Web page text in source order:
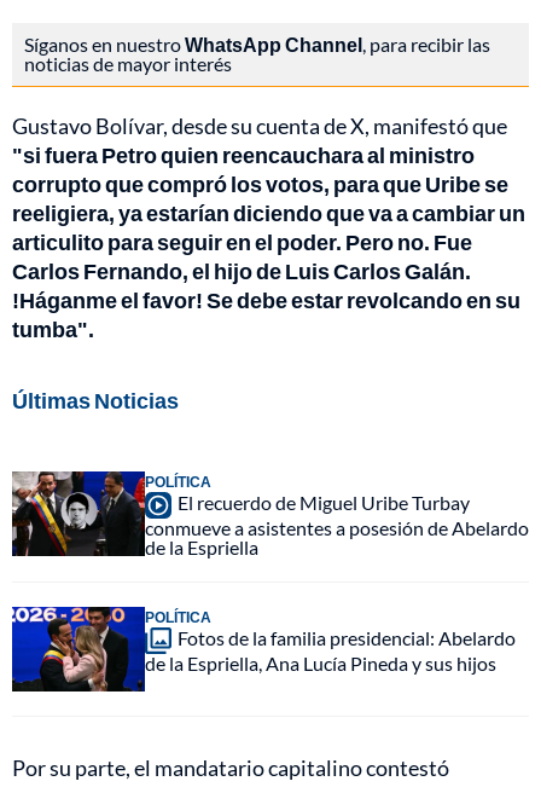
Síganos en nuestroWhatsApp Channel, para recibir las
noticias de mayor interés
Gustavo Bolívar, desde su cuenta de X, manifestó que
"si fuera Petro quien reencauchara al ministro
corrupto que compró los votos, para que Uribe se
reeligiera, ya estarían diciendo que va a cambiar un
articulito para seguir en el poder. Pero no. Fue
Carlos Fernando, el hijo de Luis Carlos Galán.
!Háganme el favor! Se debe estar revolcando en su
tumba".
Últimas Noticias
POLÍTICA
El recuerdo de Miguel Uribe Turbay
conmueve a asistentes a posesión de Abelardo
de la Espriella
POLÍTICA
Fotos de la familia presidencial: Abelardo
de la Espriella, Ana Lucía Pineda y sus hijos
Por su parte, el mandatario capitalino contestó